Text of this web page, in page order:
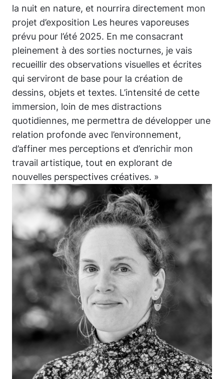
la nuit en nature, et nourrira directement mon
projet d’exposition Les heures vaporeuses
prévu pour l’été 2025. En me consacrant
pleinement à des sorties nocturnes, je vais
recueillir des observations visuelles et écrites
qui serviront de base pour la création de
dessins, objets et textes. L’intensité de cette
immersion, loin de mes distractions
quotidiennes, me permettra de développer une
relation profonde avec l’environnement,
d’affiner mes perceptions et d’enrichir mon
travail artistique, tout en explorant de
nouvelles perspectives créatives. »